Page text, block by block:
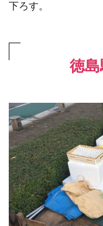
下ろす。
徳